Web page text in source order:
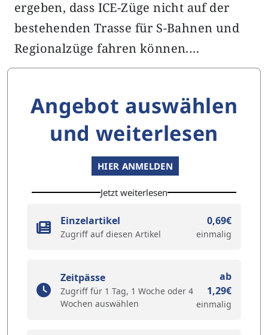
ergeben, dass ICE-Züge nicht auf der
bestehenden Trasse für S-Bahnen und
Regionalzüge fahren können.…
Angebot auswählen
und weiterlesen
HIER ANMELDEN
Jetzt weiterlesen
Einzelartikel
Zugriff auf diesen Artikel
0,69€
einmalig
Zeitpässe
Zugriff für 1 Tag, 1 Woche oder 4
Wochen auswählen
ab
1,29€
einmalig